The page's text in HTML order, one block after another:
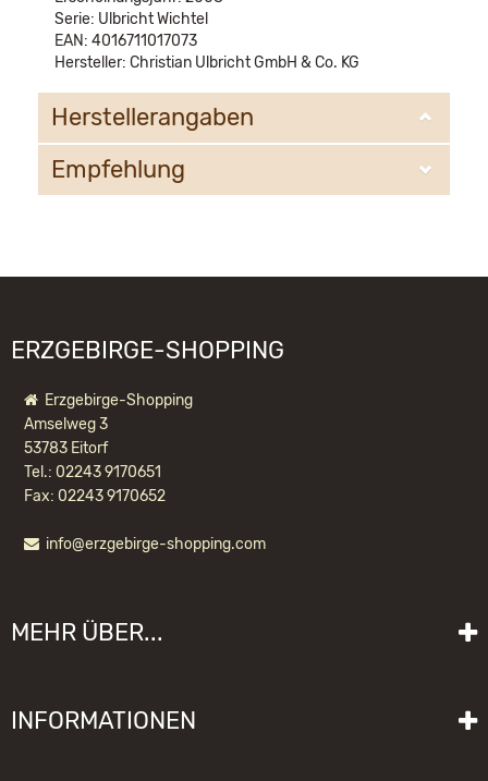
Serie: Ulbricht Wichtel
EAN: 4016711017073
Hersteller: Christian Ulbricht GmbH & Co. KG
Herstellerangaben
Christian Ulbricht GmbH & Co. KG
Empfehlung
ERZGEBIRGE-SHOPPING
Erzgebirge-Shopping
Amselweg 3
53783 Eitorf
Tel.: 02243 9170651
Fax: 02243 9170652
info@erzgebirge-shopping.com
MEHR ÜBER...
Lieferzeit
INFORMATIONEN